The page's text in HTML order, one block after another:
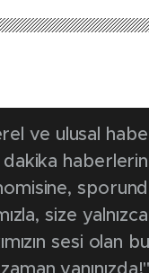
ve ulusal
size
sesi olan
yanınızda!"